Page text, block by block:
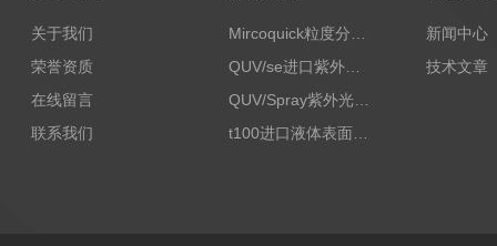
关于我们
荣誉资质
在线留言
联系我们
QUV/se进口紫外老化试验箱Q-lab
QUV/Spray紫外光加速老化试验箱
t100进口液体表面张力测试仪
新闻中心
技术文章